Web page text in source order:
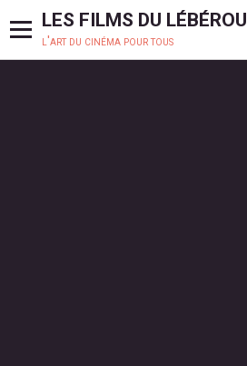
LES FILMS DU LÉBÉROU
l'art du cinéma pour tous